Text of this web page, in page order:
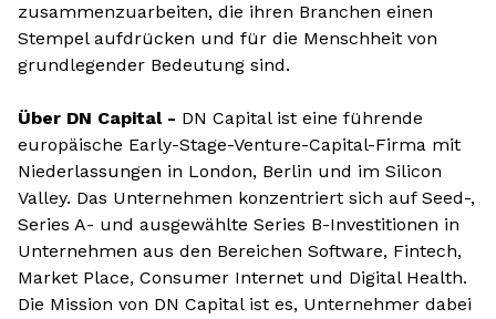
zusammenzuarbeiten, die ihren Branchen einen
Stempel aufdrücken und für die Menschheit von
grundlegender Bedeutung sind.
Über DN Capital - DN Capital ist eine führende
europäische Early-Stage-Venture-Capital-Firma mit
Niederlassungen in London, Berlin und im Silicon
Valley. Das Unternehmen konzentriert sich auf Seed-,
Series A- und ausgewählte Series B-Investitionen in
Unternehmen aus den Bereichen Software, Fintech,
Market Place, Consumer Internet und Digital Health.
Die Mission von DN Capital ist es, Unternehmer dabei